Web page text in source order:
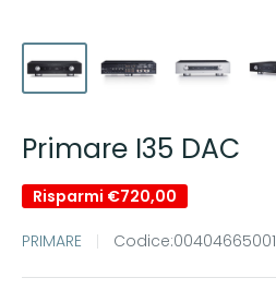
Primare I35 DAC
Risparmi €720,00
PRIMARE Codice:00404665001